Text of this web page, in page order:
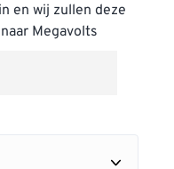
en wij zullen deze
Megavolts